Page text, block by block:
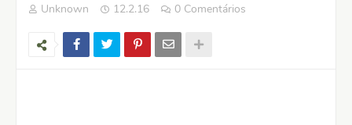
Unknown 12.2.16 0 Comentários